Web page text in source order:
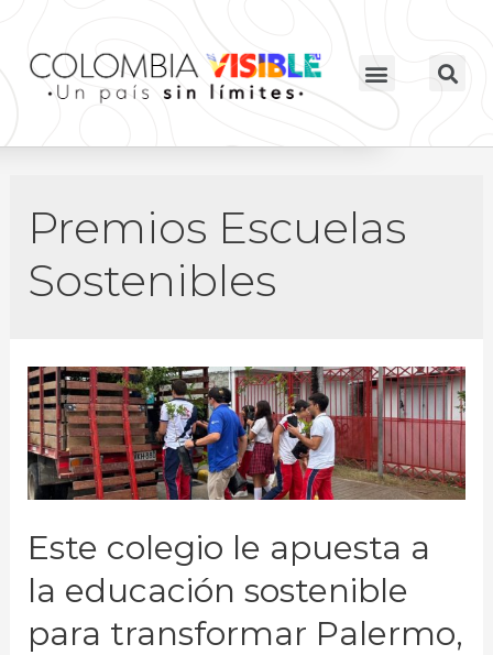
Premios Escuelas
Sostenibles
Este colegio le apuesta a
la educación sostenible
para transformar Palermo,